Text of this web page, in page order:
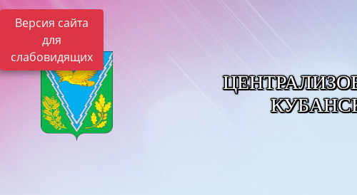
Версия сайта
для
слабовидящих